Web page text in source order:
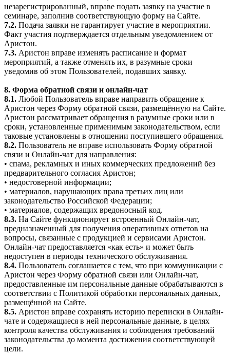
незарегистрированный, вправе подать заявку на участие в
семинаре, заполнив соответствующую форму на Сайте.
7.2. Подача заявки не гарантирует участие в мероприятии.
Факт участия подтверждается отдельным уведомлением от
Аристон.
7.3. Аристон вправе изменять расписание и формат
мероприятий, а также отменять их, в разумные сроки
уведомив об этом Пользователей, подавших заявку.
8. Форма обратной связи и онлайн-чат
8.1. Любой Пользователь вправе направить обращение к
Аристон через Форму обратной связи, размещённую на Сайте.
Аристон рассматривает обращения в разумные сроки или в
сроки, установленные применимым законодательством, если
таковые установлены в отношении поступившего обращения.
8.2. Пользователь не вправе использовать Форму обратной
связи и Онлайн-чат для направления:
• спама, рекламных и иных коммерческих предложений без
предварительного согласия Аристон;
• недостоверной информации;
• материалов, нарушающих права третьих лиц или
законодательство Российской Федерации;
• материалов, содержащих вредоносный код.
8.3. На Сайте функционирует встроенный Онлайн-чат,
предназначенный для получения оперативных ответов на
вопросы, связанные с продукцией и сервисами Аристон.
Онлайн-чат предоставляется «как есть» и может быть
недоступен в периоды технического обслуживания.
8.4. Пользователь соглашается с тем, что при коммуникации с
Аристон через Форму обратной связи или Онлайн-чат,
предоставленные им персональные данные обрабатываются в
соответствии с Политикой обработки персональных данных,
размещённой на Сайте.
8.5. Аристон вправе сохранять историю переписки в Онлайн-
чате и содержащиеся в ней персональные данные, в целях
контроля качества обслуживания и соблюдения требований
законодательства до момента достижения соответствующей
цели.